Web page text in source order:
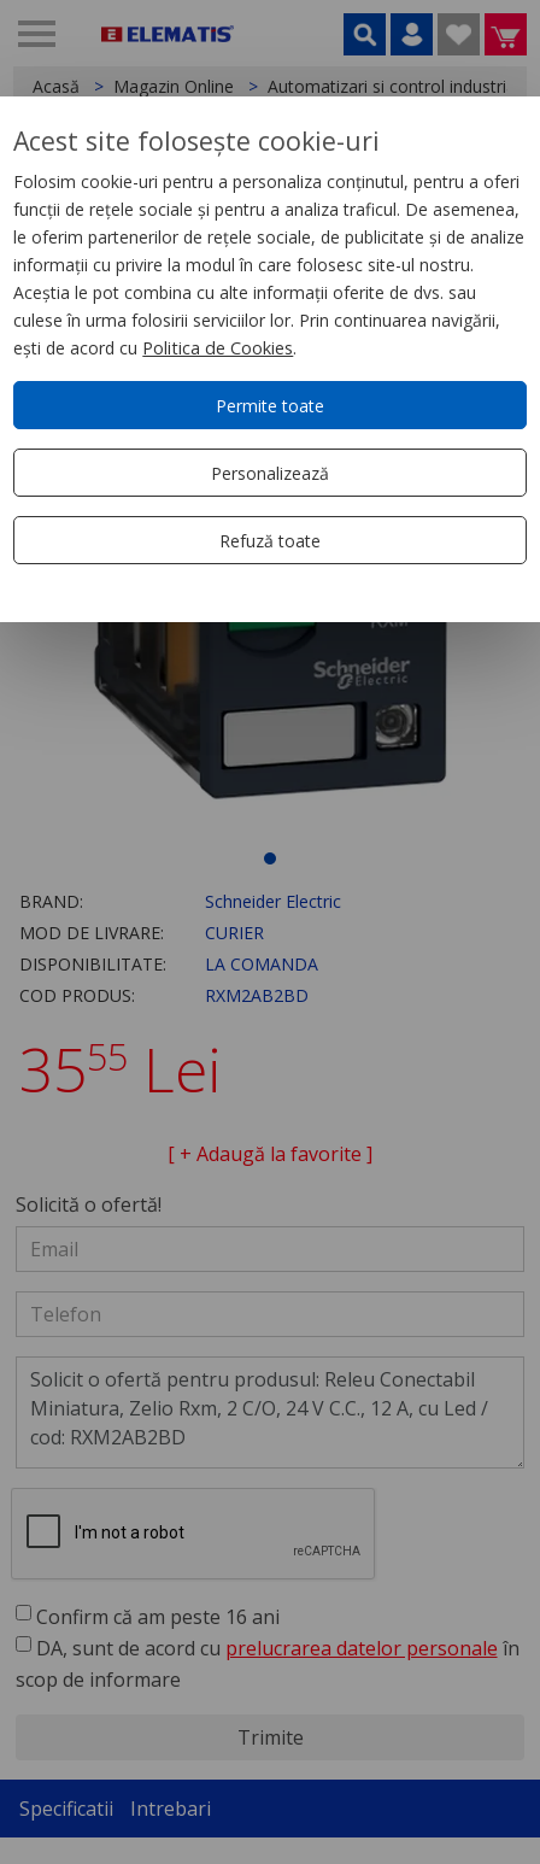
Acasă Magazin Online Automatizari si control industrial
< Relee
Releu Conectabil Miniatura,
Zelio Rxm, 2 C/O, 24 V C.C., 12
A, cu Led
BRAND:
Schneider Electric
MOD DE LIVRARE:
CURIER
DISPONIBILITATE:
LA COMANDA
COD PRODUS:
RXM2AB2BD
3555 Lei
[ + Adaugă la favorite ]
Solicită o ofertă!
Confirm că am peste 16 ani
DA, sunt de acord cu prelucrarea datelor personale în
scop de informare
Trimite
Specificatii Intrebari
Acest site folosește cookie-uri
Folosim cookie-uri pentru a personaliza conținutul, pentru a oferi
funcții de rețele sociale și pentru a analiza traficul. De asemenea,
le oferim partenerilor de rețele sociale, de publicitate și de analize
informații cu privire la modul în care folosesc site-ul nostru.
Aceștia le pot combina cu alte informații oferite de dvs. sau
culese în urma folosirii serviciilor lor. Prin continuarea navigării,
ești de acord cu Politica de Cookies.
Permite toate
Personalizează
Refuză toate